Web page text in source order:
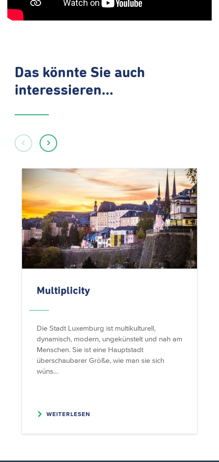
Das könnte Sie auch
interessieren...
Multiplicity
Die Stadt Luxemburg ist multikulturell,
dynamisch, modern, ungekünstelt und nah am
Menschen. Sie ist eine Hauptstadt
überschaubarer Größe, wie man sie sich
wüns…
WEITERLESEN